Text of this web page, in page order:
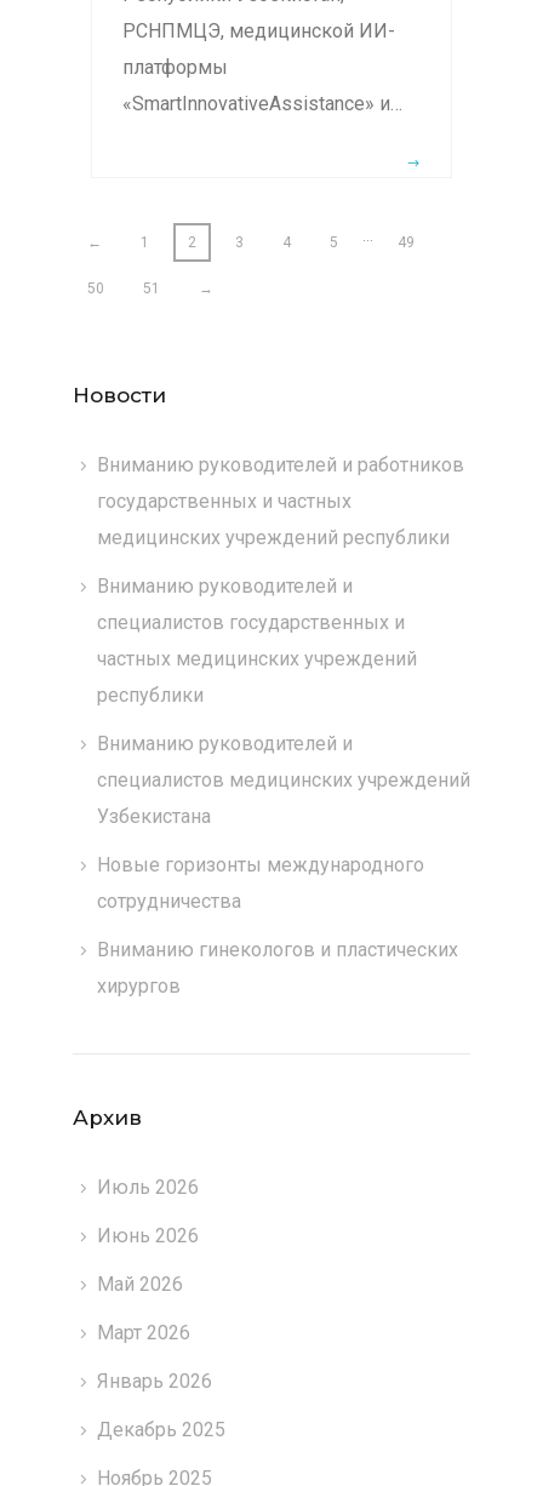
РСНПМЦЭ, медицинской ИИ-
платформы
«SmartInnovativeAssistance» и…
← 1 2 3 4 5 … 49
50 51 →
Новости
Вниманию руководителей и работников
государственных и частных
медицинских учреждений республики
Вниманию руководителей и
специалистов государственных и
частных медицинских учреждений
республики
Вниманию руководителей и
специалистов медицинских учреждений
Узбекистана
Новые горизонты международного
сотрудничества
Вниманию гинекологов и пластических
хирургов
Архив
Июль 2026
Июнь 2026
Май 2026
Март 2026
Январь 2026
Декабрь 2025
Ноябрь 2025